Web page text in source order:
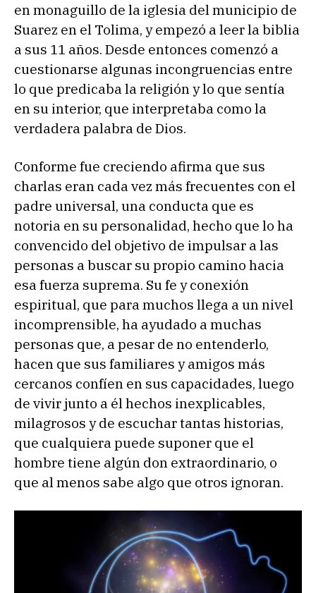
en monaguillo de la iglesia del municipio de
Suarez en el Tolima, y empezó a leer la biblia
a sus 11 años. Desde entonces comenzó a
cuestionarse algunas incongruencias entre
lo que predicaba la religión y lo que sentía
en su interior, que interpretaba como la
verdadera palabra de Dios.
Conforme fue creciendo afirma que sus
charlas eran cada vez más frecuentes con el
padre universal, una conducta que es
notoria en su personalidad, hecho que lo ha
convencido del objetivo de impulsar a las
personas a buscar su propio camino hacia
esa fuerza suprema. Su fe y conexión
espiritual, que para muchos llega a un nivel
incomprensible, ha ayudado a muchas
personas que, a pesar de no entenderlo,
hacen que sus familiares y amigos más
cercanos confíen en sus capacidades, luego
de vivir junto a él hechos inexplicables,
milagrosos y de escuchar tantas historias,
que cualquiera puede suponer que el
hombre tiene algún don extraordinario, o
que al menos sabe algo que otros ignoran.